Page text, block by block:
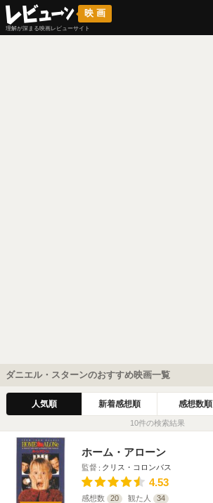
映画
理解が深まる映画レビューサイト
ダニエル・スターンのおすすめ映画一覧
人気順 新着感想順 感想数順
10件の検索結果
ホーム・アローン
監督 クリス・コロンバス
4.53
感想数 20 観た人 34